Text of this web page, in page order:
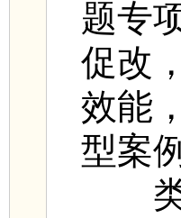
题专
促改
效能
型案
类